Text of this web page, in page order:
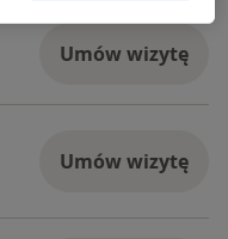
Umów wizytę
Umów wizytę